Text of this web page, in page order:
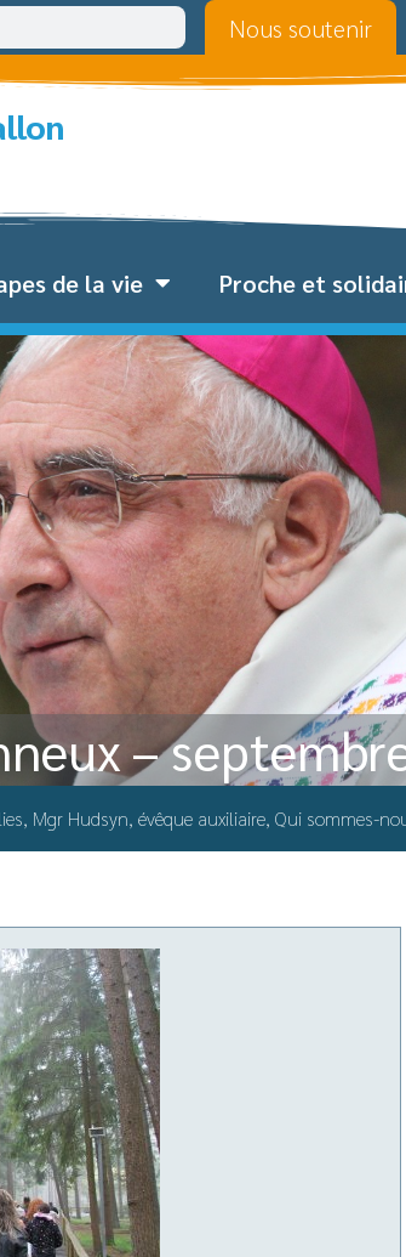
Nous soutenir
de la vie Proche et
–
, Mgr Hudsyn, évêque auxiliaire,Qui sommes-